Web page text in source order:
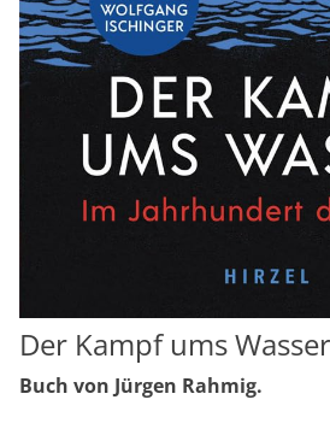
Der Kampf ums Wasser
Buch von Jürgen Rahmig.